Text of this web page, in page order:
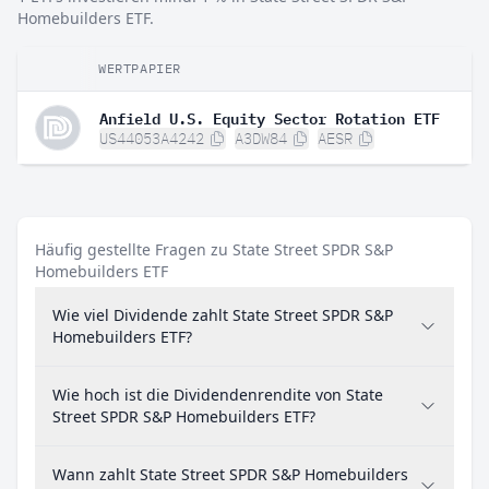
Homebuilders ETF.
WERTPAPIER
Anfield U.S. Equity Sector Rotation ETF
US44053A4242 A3DW84 AESR
Häufig gestellte Fragen zu State Street SPDR S&P
Homebuilders ETF
Wie viel Dividende zahlt State Street SPDR S&P
Homebuilders ETF?
Wie hoch ist die Dividendenrendite von State
Street SPDR S&P Homebuilders ETF?
Wann zahlt State Street SPDR S&P Homebuilders